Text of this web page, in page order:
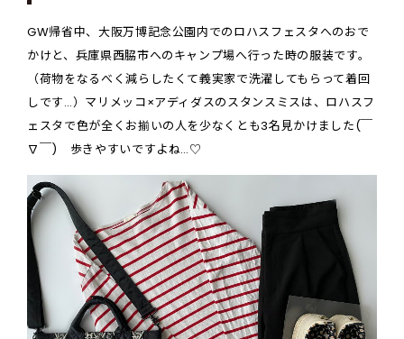
GW帰省中、大阪万博記念公園内でのロハスフェスタへのおで
かけと、兵庫県西脇市へのキャンプ場へ行った時の服装です。
（荷物をなるべく減らしたくて義実家で洗濯してもらって着回
しです…）マリメッコ×アディダスのスタンスミスは、ロハスフ
ェスタで色が全くお揃いの人を少なくとも3名見かけました(￣
∇￣) 歩きやすいですよね…♡